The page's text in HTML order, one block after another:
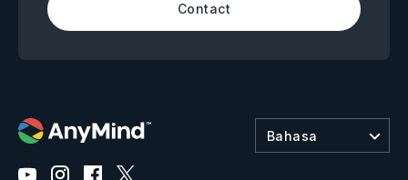
Contact
Bahasa